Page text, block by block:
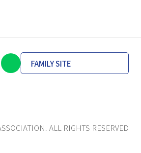
FAMILY SITE
ALL RIGHTS RESERVED